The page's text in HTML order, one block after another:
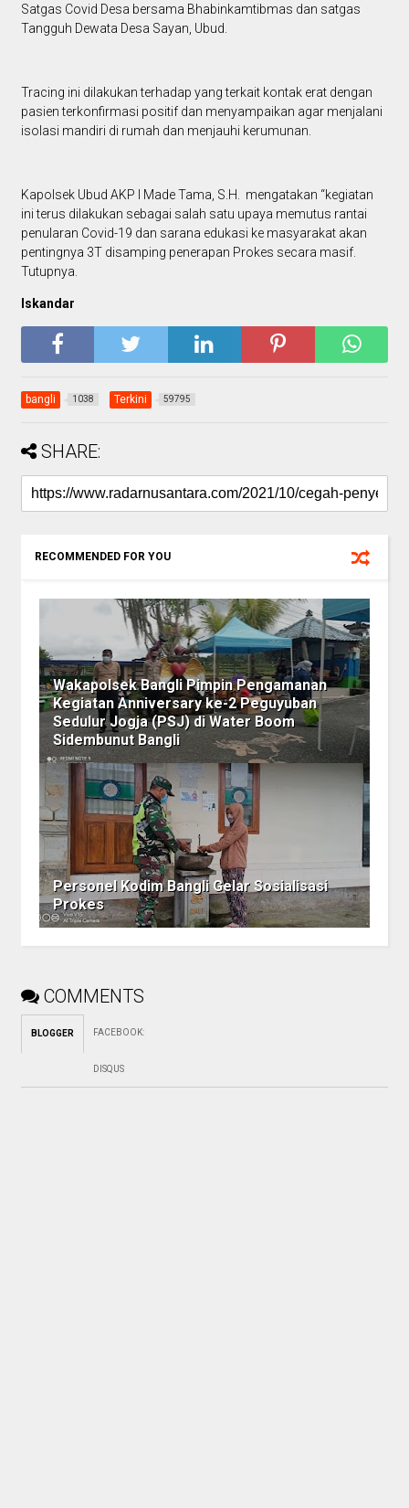
Satgas Covid Desa bersama Bhabinkamtibmas dan satgas
Tangguh Dewata Desa Sayan, Ubud.
Tracing ini dilakukan terhadap yang terkait kontak erat dengan
pasien terkonfirmasi positif dan menyampaikan agar menjalani
isolasi mandiri di rumah dan menjauhi kerumunan.
Kapolsek Ubud AKP I Made Tama, S.H. mengatakan “kegiatan
ini terus dilakukan sebagai salah satu upaya memutus rantai
penularan Covid-19 dan sarana edukasi ke masyarakat akan
pentingnya 3T disamping penerapan Prokes secara masif.
Tutupnya.
Iskandar
bangli 1038 Terkini 59795
SHARE:
RECOMMENDED FOR YOU
Wakapolsek Bangli Pimpin Pengamanan
Kegiatan Anniversary ke-2 Peguyuban
Sedulur Jogja (PSJ) di Water Boom
Sidembunut Bangli
Personel Kodim Bangli Gelar Sosialisasi
Prokes
COMMENTS
BLOGGER FACEBOOK:
DISQUS